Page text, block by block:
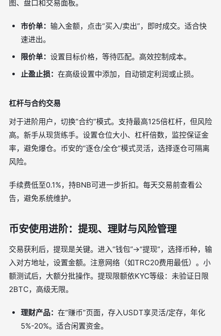
图、盘口和交易面板。
市价单： 输入金额，点击“买入/卖出”，即时成交。适合快
速进出。
限价单： 设置目标价格，等待匹配。高效控制成本。
止盈止损： 在高级设置中添加，自动锁定利润或止损。
杠杆与合约交易
对于进阶用户，切换“合约”模式。支持最高125倍杠杆，但风险
高。新手从现货练手。设置仓位大小、杠杆倍数，监控保证金
率，避免爆仓。币安的“逐仓/全仓”模式灵活，选择逐仓可隔离
风险。
手续费低至0.1%，持BNB可进一步折扣。每天交易前查看公
告，避免系统维护。
币安使用进阶：提现、理财与风险管理
交易获利后，提现是关键。进入“钱包”→“提现”，选择币种，输
入对方地址，设置金额。注意网络（如TRC20费用最低）。小
额测试后，大额分批操作。提现限额依KYC等级：未验证日限
2BTC，高级无限。
理财产品： 在“赚币”页面，存入USDT享灵活/定存，年化
5%-20%。适合闲置资金。